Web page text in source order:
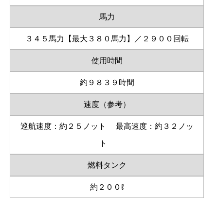
馬力
３４５馬力【最大３８０馬力】／２９００回転
使用時間
約９８３９時間
速度（参考）
巡航速度：約２５ノット 最高速度：約３２ノッ
ト
燃料タンク
約２００ℓ